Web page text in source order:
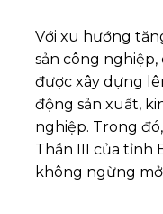
Với xu hướng
sản công
được xây dựng
động sản xuất,
nghiệp. Trong
Thần III của tỉnh
không ngừng